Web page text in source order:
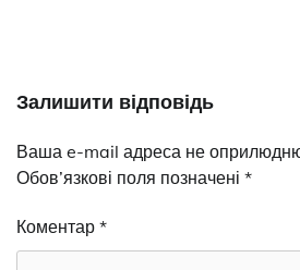
Залишити відповідь
Ваша e-mail адреса не
Обов’язкові поля позначені *
Коментар *